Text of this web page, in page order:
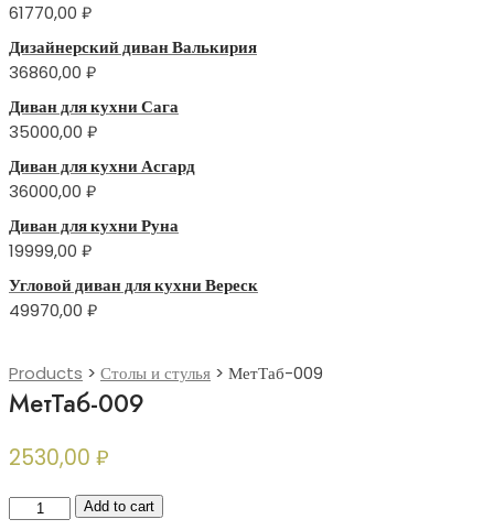
61770,00 ₽
Дизайнерский диван Валькирия
36860,00 ₽
Диван для кухни Сага
35000,00 ₽
Диван для кухни Асгард
36000,00 ₽
Диван для кухни Руна
19999,00 ₽
Угловой диван для кухни Вереск
49970,00 ₽
Products > Столы и стулья > МетТаб-009
МетТаб-009
2530,00 ₽
МетТаб-009Add to cart